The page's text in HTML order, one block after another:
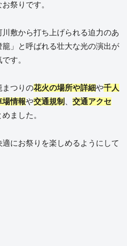
祭りです。
敷から打ち上げられる迫力のあ
」と呼ばれる壮大な光の演出が
す。
まつりの花火の場所や詳細や千人
場情報や交通規制
交通アクセ
ました。
にお祭りを楽しめるようにして